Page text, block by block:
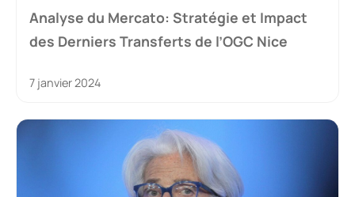
Analyse du Mercato: Stratégie et Impact
des Derniers Transferts de l’OGC Nice
7 janvier 2024